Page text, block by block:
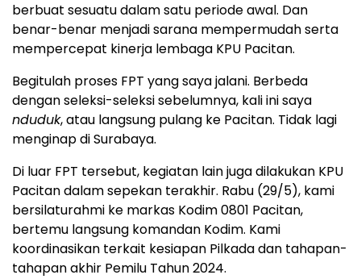
berbuat sesuatu dalam satu periode awal. Dan
benar-benar menjadi sarana mempermudah serta
mempercepat kinerja lembaga KPU Pacitan.
Begitulah proses FPT yang saya jalani. Berbeda
dengan seleksi-seleksi sebelumnya, kali ini saya
nduduk, atau langsung pulang ke Pacitan. Tidak lagi
menginap di Surabaya.
Di luar FPT tersebut, kegiatan lain juga dilakukan KPU
Pacitan dalam sepekan terakhir. Rabu (29/5), kami
bersilaturahmi ke markas Kodim 0801 Pacitan,
bertemu langsung komandan Kodim. Kami
koordinasikan terkait kesiapan Pilkada dan tahapan-
tahapan akhir Pemilu Tahun 2024.